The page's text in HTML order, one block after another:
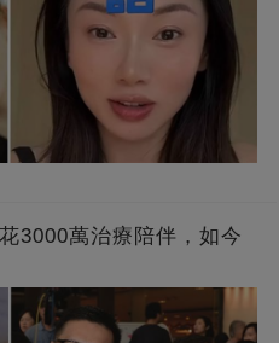
3000萬治療陪伴，如今